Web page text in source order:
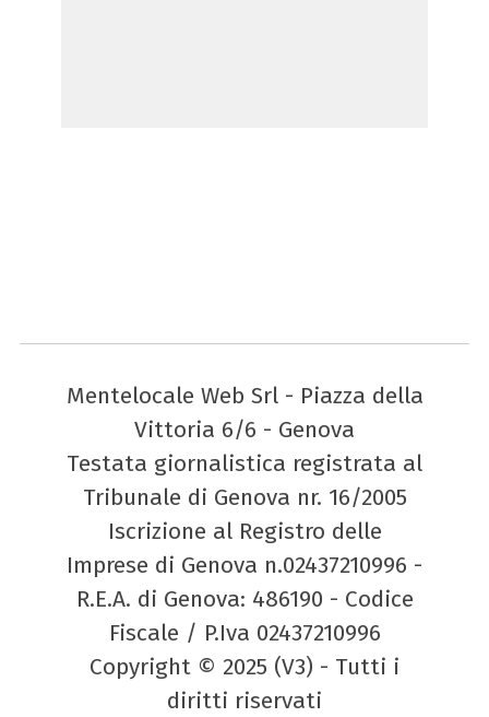
Mentelocale Web Srl - Piazza della
Vittoria 6/6 - Genova
Testata giornalistica registrata al
Tribunale di Genova nr. 16/2005
Iscrizione al Registro delle
Imprese di Genova n.02437210996 -
R.E.A. di Genova: 486190 - Codice
Fiscale / P.Iva 02437210996
Copyright © 2025 (V3) - Tutti i
diritti riservati